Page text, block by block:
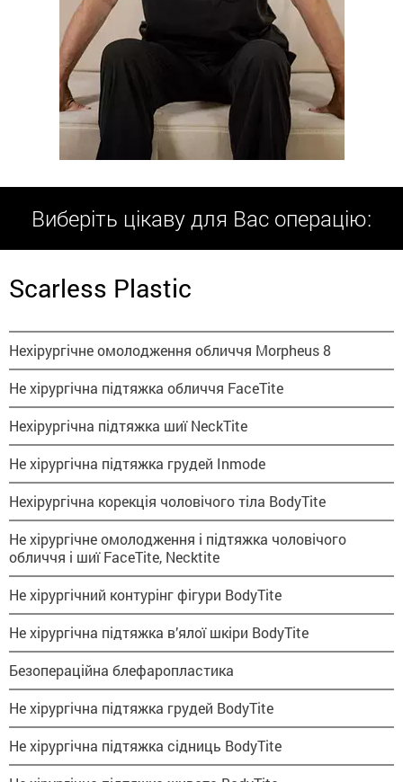
Виберіть цікаву для Вас операцію:
Scarless Plastic
Нехірургічне омолодження обличчя Morpheus 8
Не хірургічна підтяжка обличчя FaceTite
Нехірургічна підтяжка шиї NeckTite
Не хірургічна підтяжка грудей Inmode
Нехірургічна корекція чоловічого тіла BodyTite
Не хірургічне омолодження і підтяжка чоловічого
обличчя і шиї FaceTite, Necktite
Не хірургічний контурінг фігури BodyTite
Не хірургічна підтяжка в’ялої шкіри BodyTite
Безопераційна блефаропластика
Не хірургічна підтяжка грудей BodyTite
Не хірургічна підтяжка сідниць BodyTite